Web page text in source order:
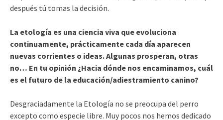
después tú tomas la decisión.
La etología es una ciencia viva que evoluciona
continuamente, prácticamente cada día aparecen
nuevas corrientes o ideas. Algunas prosperan, otras
no… En tu opinión ¿Hacia dónde nos encaminamos, cuál
es el futuro de la educación/adiestramiento canino?
Desgraciadamente la Etología no se preocupa del perro
excepto como especie libre. Muy pocos nos hemos dedicado